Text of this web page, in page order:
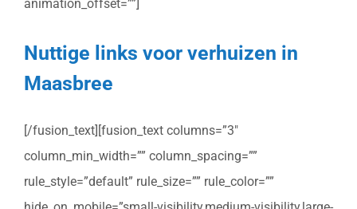
animation_offset=””]
Nuttige links voor verhuizen in
Maasbree
[/fusion_text][fusion_text columns=”3″
column_min_width=”” column_spacing=””
rule_style=”default” rule_size=”” rule_color=””